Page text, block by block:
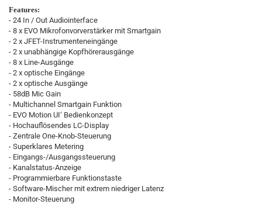
Features:
- 24 In / Out Audiointerface
- 8 x EVO Mikrofonvorverstärker mit Smartgain
- 2 x JFET-Instrumenteneingänge
- 2 x unabhängige Kopfhörerausgänge
- 8 x Line-Ausgänge
- 2 x optische Eingänge
- 2 x optische Ausgänge
- 58dB Mic Gain
- Multichannel Smartgain Funktion
- EVO Motion UI‘ Bedienkonzept
- Hochauflösendes LC-Display
- Zentrale One-Knob-Steuerung
- Superklares Metering
- Eingangs-/Ausgangssteuerung
- Kanalstatus-Anzeige
- Programmierbare Funktionstaste
- Software-Mischer mit extrem niedriger Latenz
- Monitor-Steuerung